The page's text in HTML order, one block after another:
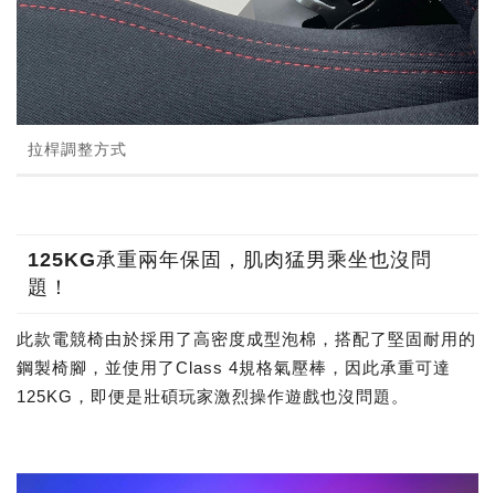
拉桿調整方式
125KG承重兩年保固，肌肉猛男乘坐也沒問
題！
此款電競椅由於採用了高密度成型泡棉，搭配了堅固耐用的
鋼製椅腳，並使用了Class 4規格氣壓棒，因此承重可達
125KG，即便是壯碩玩家激烈操作遊戲也沒問題。